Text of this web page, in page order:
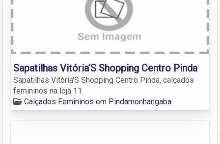
Sapatilhas Vitória’S Shopping Centro Pinda
Sapatilhas Vitória'S Shopping Centro Pinda, calçados
femininos na loja 11.
Calçados Femininos em Pindamonhangaba